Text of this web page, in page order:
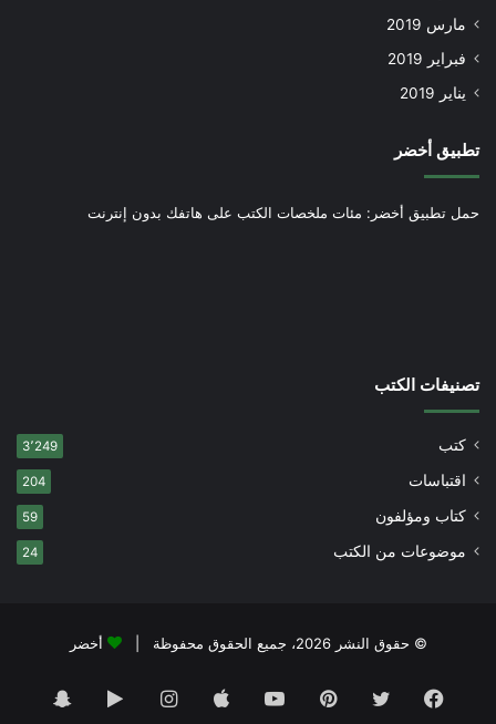
مارس 2019
فبراير 2019
يناير 2019
تطبيق أخضر
حمل تطبيق أخضر: مئات ملخصات الكتب على هاتفك بدون إنترنت
تصنيفات الكتب
كتب 3٬249
اقتباسات 204
كتاب ومؤلفون 59
موضوعات من الكتب 24
© حقوق النشر 2026، جميع الحقوق محفوظة | أخضر
فيسبوك تويتر بينتيريستيوتيوب انستقرام‏Googleسناب